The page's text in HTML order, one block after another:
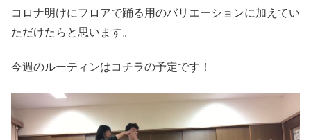
コロナ明けにフロアで踊る用のバリエーションに加えてい
ただけたらと思います。
今週のルーティンはコチラの予定です！
画